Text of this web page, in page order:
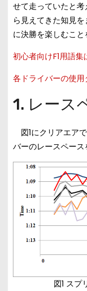
せて走っていたと
ら見えてきた知見
に決勝を楽しむこと
初心者向けF1用語集
各ドライバーの使
1. レース
図1にクリアエア
バーのレースペース
図1 スプ